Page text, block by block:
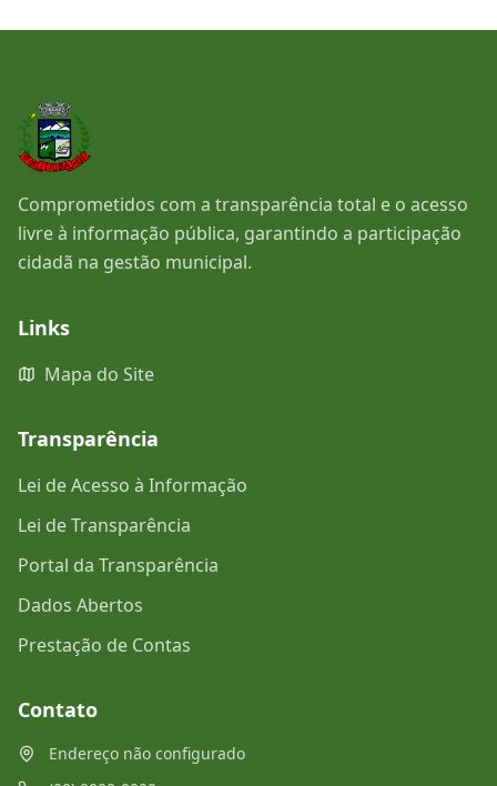
Comprometidos com a transparência total e o acesso
livre à informação pública, garantindo a participação
cidadã na gestão municipal.
Links
Mapa do Site
Transparência
Lei de Acesso à Informação
Lei de Transparência
Portal da Transparência
Dados Abertos
Prestação de Contas
Contato
Endereço não configurado